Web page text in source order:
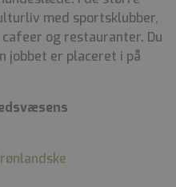
med sportsklubber,
og restauranter. Du
jobbet er placeret i på